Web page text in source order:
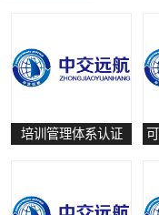
培训管理体系认证